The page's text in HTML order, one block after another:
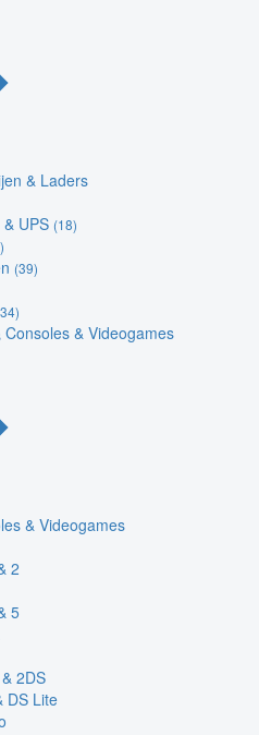
& Laders
UPS (18)
(39)
Consoles & Videogames
& Videogames
2
5
2DS
DS Lite